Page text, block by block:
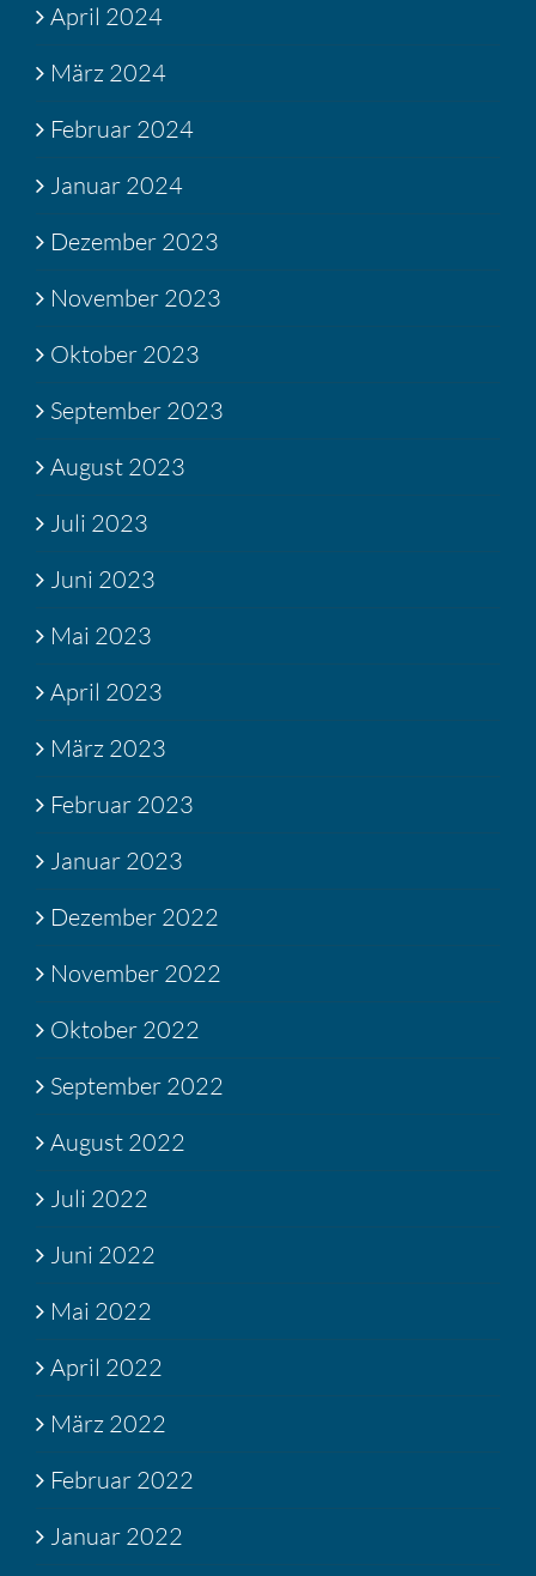
April 2024
März 2024
Februar 2024
Januar 2024
Dezember 2023
November 2023
Oktober 2023
September 2023
August 2023
Juli 2023
Juni 2023
Mai 2023
April 2023
März 2023
Februar 2023
Januar 2023
Dezember 2022
November 2022
Oktober 2022
September 2022
August 2022
Juli 2022
Juni 2022
Mai 2022
April 2022
März 2022
Februar 2022
Januar 2022